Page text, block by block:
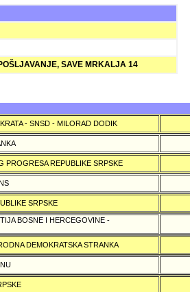
SAVE MRKALJA 14
- SNSD - MILORAD DODIK
PROGRESA REPUBLIKE SRPSKE
SRPSKE
BOSNE I HERCEGOVINE -
DEMOKRATSKA STRANKA